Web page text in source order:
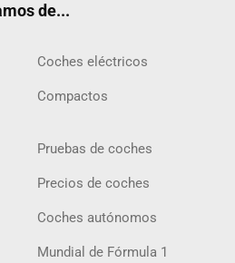
de...
Coches eléctricos
Compactos
Pruebas de coches
Precios de coches
Coches autónomos
Mundial de Fórmula 1